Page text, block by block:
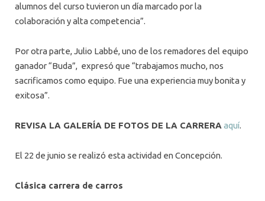
alumnos del curso tuvieron un día marcado por la
colaboración y alta competencia”.
Por otra parte, Julio Labbé, uno de los remadores del equipo
ganador “Buda”, expresó que “trabajamos mucho, nos
sacrificamos como equipo. Fue una experiencia muy bonita y
exitosa”.
REVISA LA GALERÍA DE FOTOS DE LA CARRERA aquí.
El 22 de junio se realizó esta actividad en Concepción.
Clásica carrera de carros